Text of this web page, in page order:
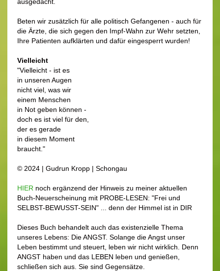
Beten wir zusätzlich für alle politisch Gefangenen - auch für
die Ärzte, die sich gegen den Impf-Wahn zur Wehr setzten,
Ihre Patienten aufklärten und dafür eingesperrt wurden!
Vielleicht
"Vielleicht - ist es
in unseren Augen
nicht viel, was wir
einem Menschen
in Not geben können -
doch es ist viel für den,
der es gerade
in diesem Moment
braucht."
© 2024 | Gudrun Kropp | Schongau
HIER noch ergänzend der Hinweis zu meiner aktuellen
Buch-Neuerscheinung mit PROBE-LESEN: "Frei und
SELBST-BEWUSST-SEIN" ... denn der Himmel ist in DIR
Dieses Buch behandelt auch das existenzielle Thema
unseres Lebens: Die ANGST. Solange die Angst unser
Leben bestimmt und steuert, leben wir nicht wirklich. Denn
ANGST haben und das LEBEN leben und genießen,
schließen sich aus. Sie sind Gegensätze.